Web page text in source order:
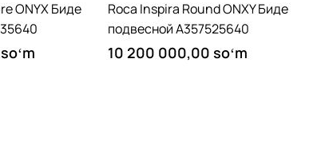
ONYX Биде
Quick View
Roca Inspira Round ONXY Биде
подвесной A357525640
Price
10 200 000,00 soʻm